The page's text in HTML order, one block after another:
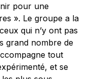
pour une
». Le groupe a la
qui n’y ont pas
grand nombre de
tout
et se